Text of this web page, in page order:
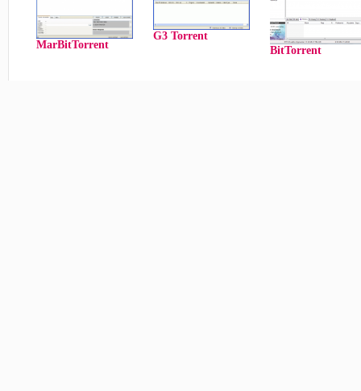
MarBitTorrent
G3 Torrent
BitTorrent